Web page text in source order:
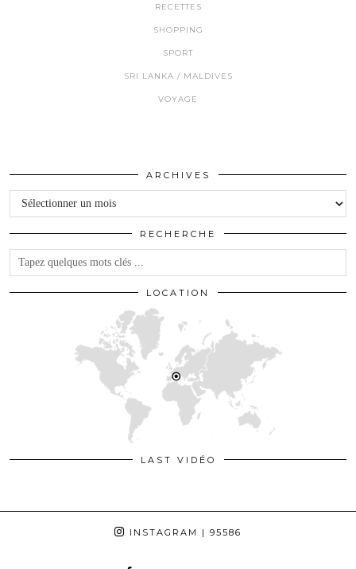
RECETTES
SHOPPING
SPORT
SRI LANKA / MALDIVES
VOYAGE
ARCHIVES
Archives
RECHERCHE
LOCATION
LAST VIDÉO
INSTAGRAM | 95586